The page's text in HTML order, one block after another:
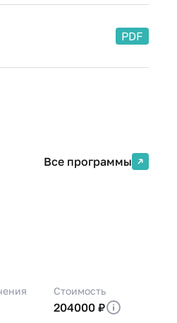
PDF
Все программы
Стоимость
204000 ₽